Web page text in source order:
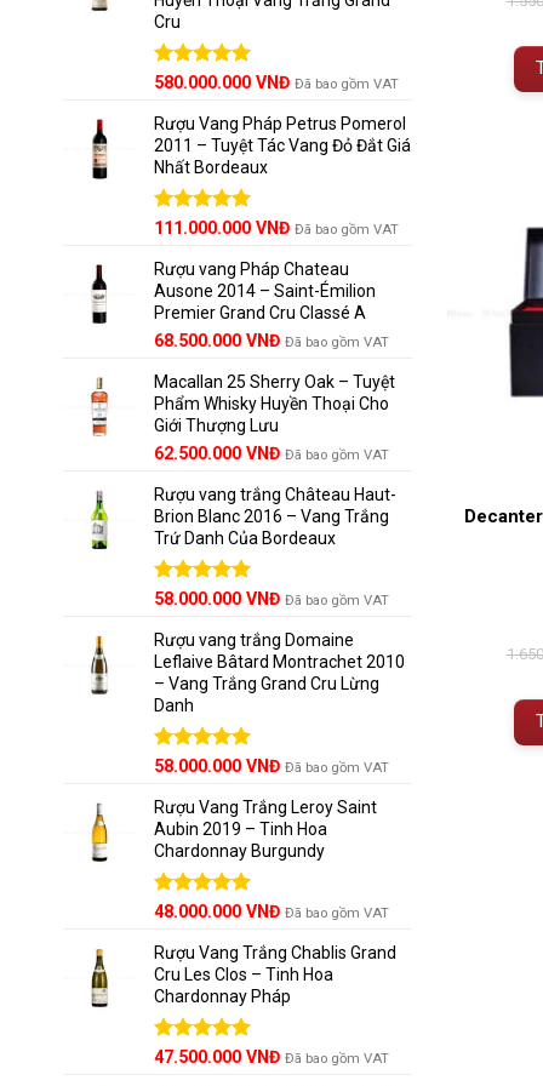
Cru
Được xếp
5 sao
580.000.000 VNĐ Đã bao gồm VAT
Rượu Vang Pháp Petrus Pomerol
2011 – Tuyệt Tác Vang Đỏ Đắt Giá
Nhất Bordeaux
Được xếp
5 sao
Giá
là:
125.000.000 VNĐ.
111.000.000 VNĐGiá
tại
là:
111.000.000 VNĐ.
Đã bao gồm VAT
Rượu vang Pháp Chateau
Ausone 2014 – Saint-Émilion
Premier Grand Cru Classé A
68.500.000 VNĐ Đã bao gồm VAT
Macallan 25 Sherry Oak – Tuyệt
Phẩm Whisky Huyền Thoại Cho
Giới Thượng Lưu
Giá
là:
65.000.000 VNĐ.
62.500.000 VNĐGiá
tại
là:
62.500.000 VNĐ.
Đã bao gồm VAT
Rượu vang trắng Château Haut-
Brion Blanc 2016 – Vang Trắng
Trứ Danh Của Bordeaux
Được xếp
5 sao
58.000.000 VNĐ Đã bao gồm VAT
Rượu vang trắng Domaine
Leflaive Bâtard Montrachet 2010
– Vang Trắng Grand Cru Lừng
Danh
Được xếp
5 sao
58.000.000 VNĐ Đã bao gồm VAT
Rượu Vang Trắng Leroy Saint
Aubin 2019 – Tinh Hoa
Chardonnay Burgundy
Được xếp
5 sao
48.000.000 VNĐ Đã bao gồm VAT
Rượu Vang Trắng Chablis Grand
Cru Les Clos – Tinh Hoa
Chardonnay Pháp
Được xếp
47.500.000 VNĐ Đã bao gồm VAT